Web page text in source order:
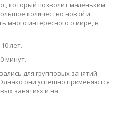
который позволит маленьким
количество новой и
много интересного о мире, в
лет.
минут.
для групповых занятий
они успешно применяются
занятиях и на